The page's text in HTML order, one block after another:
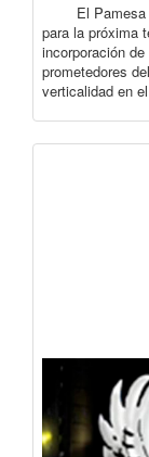
El Pamesa
para la próxima
incorporación
prometedores
verticalidad en